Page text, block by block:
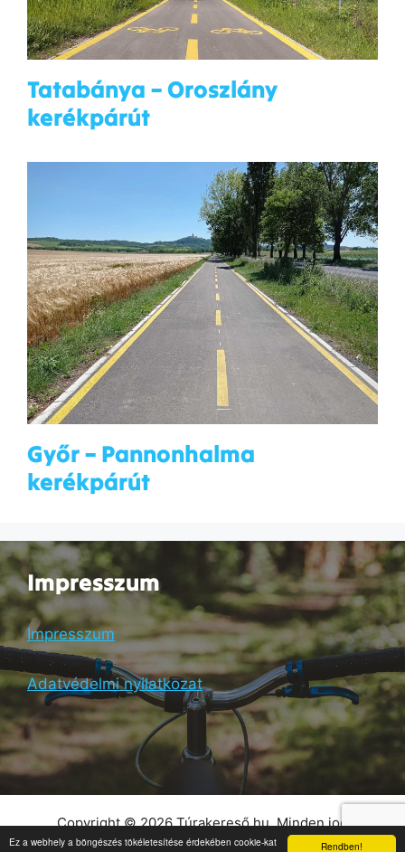
Rendben!
Ez a webhely a böngészés tökéletesítése érdekében cookie-kat
Tatabánya – Oroszlány
kerékpárút
Győr – Pannonhalma
kerékpárút
Impresszum
Impresszum
Adatvédelmi nyilatkozat
Copyright © 2026 Túrakereső.hu. Minden jog
fenntartva! |Weboldal készítés- Weboldalgyár